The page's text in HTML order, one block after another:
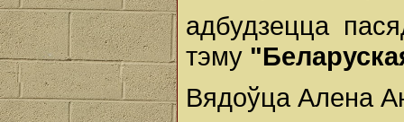
адбудзецца
тэму
Вядоўца Алена